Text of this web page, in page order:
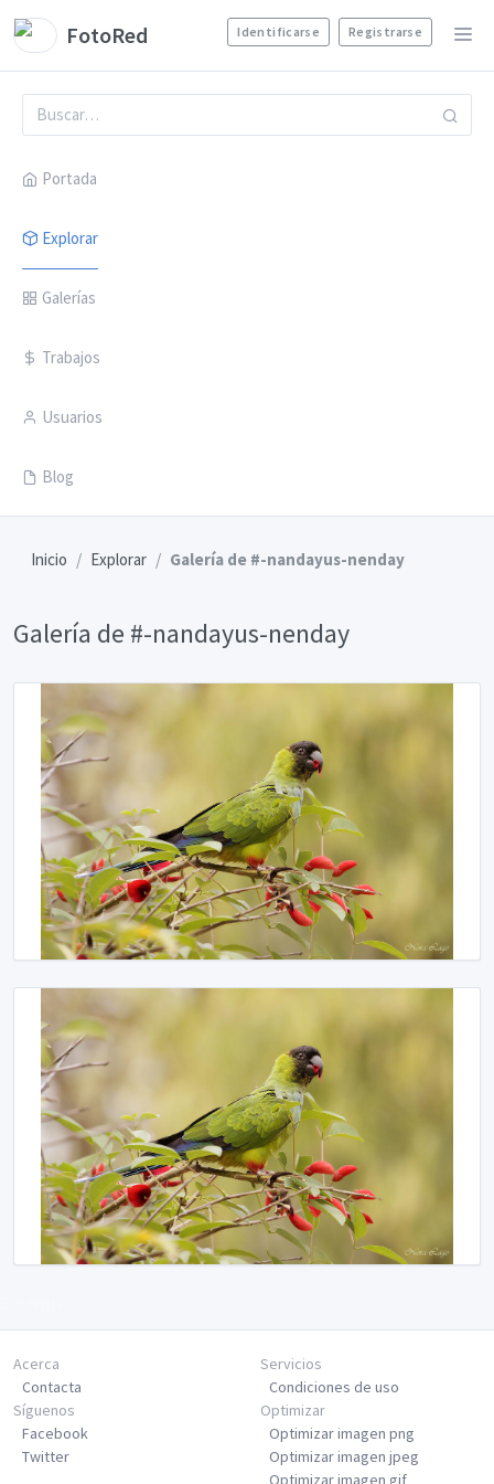
FotoRed Identificarse Registrarse
Portada
Explorar
Galerías
Trabajos
Usuarios
Blog
Inicio Explorar Galería de #-nandayus-nenday
Galería de #-nandayus-nenday
Acerca
Contacta
Servicios
Condiciones de uso
Síguenos
Facebook
Twitter
Optimizar
Optimizar imagen png
Optimizar imagen jpeg
Optimizar imagen gif